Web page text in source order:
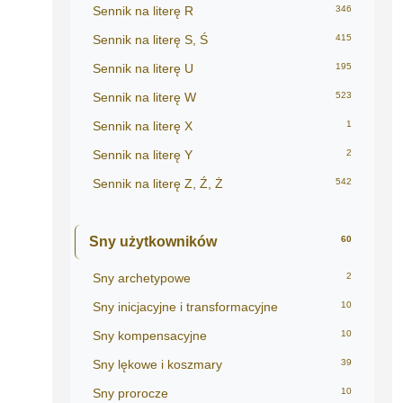
Sennik na literę R 346
Sennik na literę S, Ś 415
Sennik na literę U 195
Sennik na literę W 523
Sennik na literę X 1
Sennik na literę Y 2
Sennik na literę Z, Ź, Ż 542
Sny użytkowników 60
Sny archetypowe 2
Sny inicjacyjne i transformacyjne 10
Sny kompensacyjne 10
Sny lękowe i koszmary 39
Sny prorocze 10